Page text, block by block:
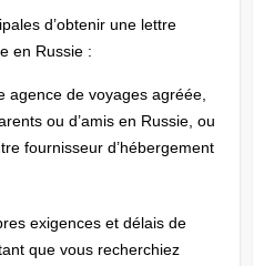
d’obtenir une lettre
en Russie :
agence de voyages agréée,
ou d’amis en Russie, ou
fournisseur d’hébergement
exigences et délais de
que vous recherchiez